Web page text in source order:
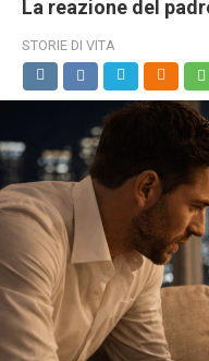
La reazione del
STORIE DI VITA